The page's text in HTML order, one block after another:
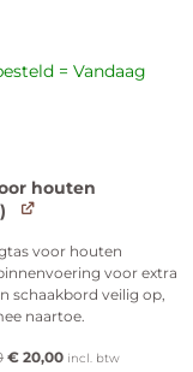
= Vandaag
houten
voor houten
voor extra
schaakbord veilig op,
naartoe.
€20,00 incl. btw